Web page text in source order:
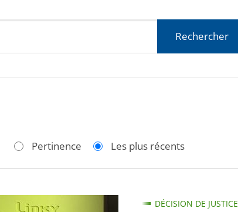
Rechercher
Pertinence Les plus récents
DÉCISION DE JUSTICE